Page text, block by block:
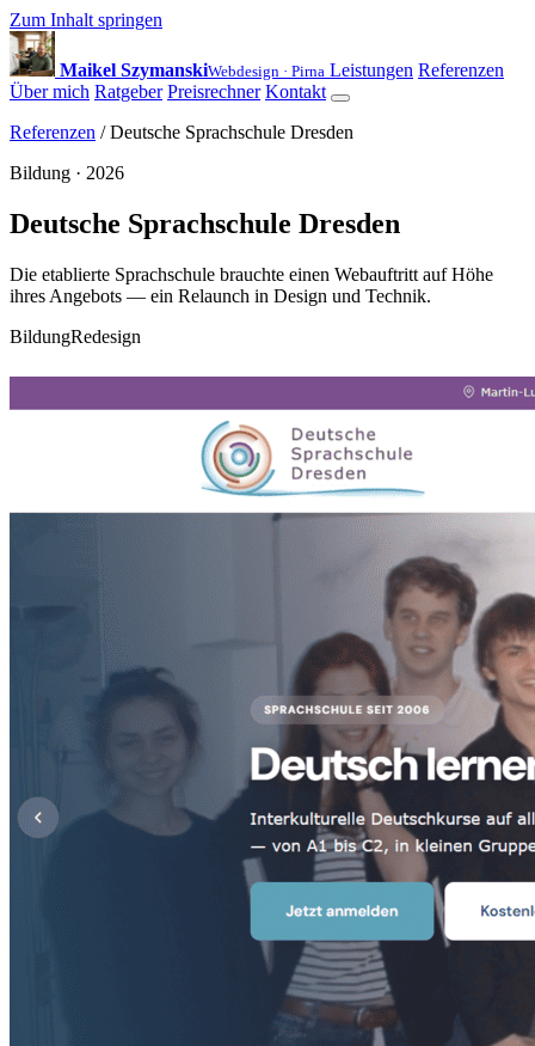
Zum Inhalt springen
Maikel SzymanskiWebdesign · Pirna Leistungen Referenzen
Über mich Ratgeber Preisrechner Kontakt
Referenzen / Deutsche Sprachschule Dresden
Bildung · 2026
Deutsche Sprachschule Dresden
Die etablierte Sprachschule brauchte einen Webauftritt auf Höhe
ihres Angebots — ein Relaunch in Design und Technik.
BildungRedesign